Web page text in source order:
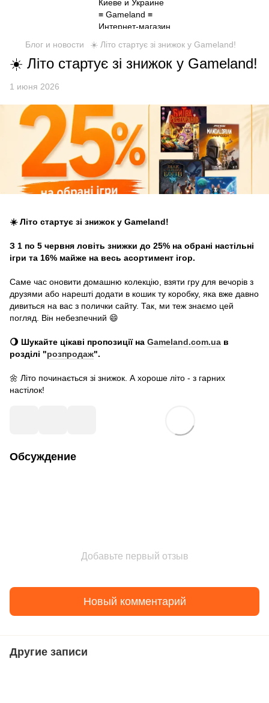
Блог и новости ☀️ Літо стартує зі знижок у Gameland!
☀️ Літо стартує зі знижок у Gameland!
1 июня 2026
☀️ Літо стартує зі знижок у Gameland!
З 1 по 5 червня ловіть знижки до 25% на обрані настільні
ігри та 16% майже на весь асортимент ігор.
Саме час оновити домашню колекцію, взяти гру для вечорів з
друзями або нарешті додати в кошик ту коробку, яка вже давно
дивиться на вас з полички сайту. Так, ми теж знаємо цей
погляд. Він небезпечний 😄
🌖 Шукайте цікаві пропозиції на Gameland.com.ua в
розділі "розпродаж".
🌼 Літо починається зі знижок. А хороше літо - з гарних
настілок!
Обсуждение
Добавьте первый отзыв
Новый комментарий
Другие записи